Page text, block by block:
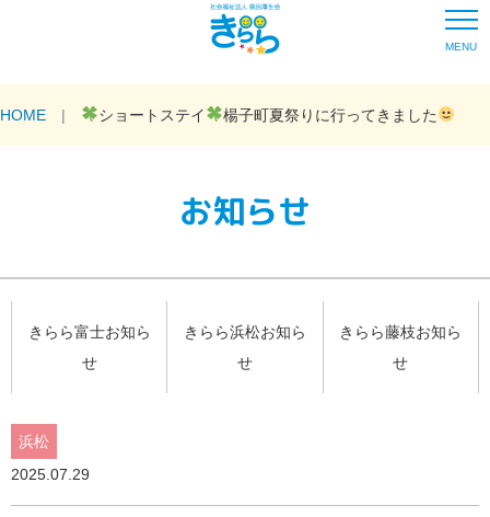
MENU
HOME ショートステイ 楊子町夏祭りに行ってきました
お知らせ
きらら富士お知ら
せ
きらら浜松お知ら
せ
きらら藤枝お知ら
せ
浜松
2025.07.29